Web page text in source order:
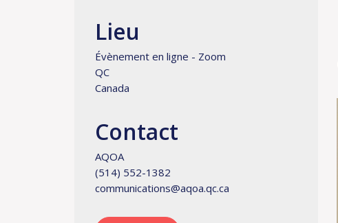
Lieu
Évènement en ligne - Zoom
QC
Canada
Contact
AQOA
(514) 552-1382
communications@aqoa.qc.ca